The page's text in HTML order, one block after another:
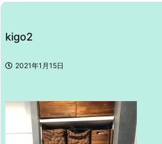
kigo2
2021年1月15日